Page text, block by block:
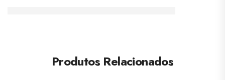
Produtos Relacionados